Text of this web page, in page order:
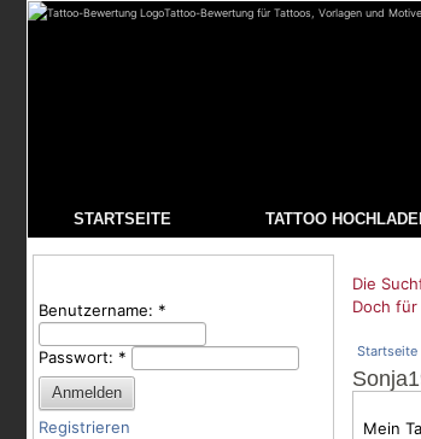
Tattoo-Bewertung für Tattoos, Vorlagen und Motive
STARTSEITE TATTOO
Benutzername: *
Passwort: *
Registrieren
Die
Doch
Startseite
Mein